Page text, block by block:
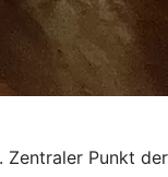
Punkt